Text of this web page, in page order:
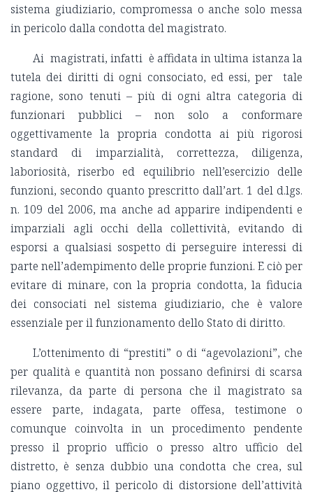
sistema giudiziario, compromessa o anche solo messa
in pericolo dalla condotta del magistrato.
Ai magistrati, infatti è affidata in ultima istanza la
tutela dei diritti di ogni consociato, ed essi, per tale
ragione, sono tenuti – più di ogni altra categoria di
funzionari pubblici – non solo a conformare
oggettivamente la propria condotta ai più rigorosi
standard di imparzialità, correttezza, diligenza,
laboriosità, riserbo ed equilibrio nell’esercizio delle
funzioni, secondo quanto prescritto dall’art. 1 del d.lgs.
n. 109 del 2006, ma anche ad apparire indipendenti e
imparziali agli occhi della collettività, evitando di
esporsi a qualsiasi sospetto di perseguire interessi di
parte nell’adempimento delle proprie funzioni. E ciò per
evitare di minare, con la propria condotta, la fiducia
dei consociati nel sistema giudiziario, che è valore
essenziale per il funzionamento dello Stato di diritto.
L’ottenimento di “prestiti” o di “agevolazioni”, che
per qualità e quantità non possano definirsi di scarsa
rilevanza, da parte di persona che il magistrato sa
essere parte, indagata, parte offesa, testimone o
comunque coinvolta in un procedimento pendente
presso il proprio ufficio o presso altro ufficio del
distretto, è senza dubbio una condotta che crea, sul
piano oggettivo, il pericolo di distorsione dell’attività